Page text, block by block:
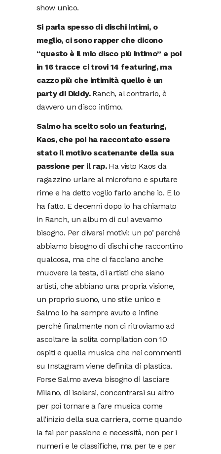
show unico.
Si parla spesso di dischi intimi, o
meglio, ci sono rapper che dicono
“questo è il mio disco più intimo” e poi
in 16 tracce ci trovi 14 featuring, ma
cazzo più che intimità quello è un
party di Diddy. Ranch, al contrario, è
davvero un disco intimo.
Salmo ha scelto solo un featuring,
Kaos, che poi ha raccontato essere
stato il motivo scatenante della sua
passione per il rap. Ha visto Kaos da
ragazzino urlare al microfono e sputare
rime e ha detto voglio farlo anche io. E lo
ha fatto. E decenni dopo lo ha chiamato
in Ranch, un album di cui avevamo
bisogno. Per diversi motivi: un po’ perché
abbiamo bisogno di dischi che raccontino
qualcosa, ma che ci facciano anche
muovere la testa, di artisti che siano
artisti, che abbiano una propria visione,
un proprio suono, uno stile unico e
Salmo lo ha sempre avuto e infine
perché finalmente non ci ritroviamo ad
ascoltare la solita compilation con 10
ospiti e quella musica che nei commenti
su Instagram viene definita di plastica.
Forse Salmo aveva bisogno di lasciare
Milano, di isolarsi, concentrarsi su altro
per poi tornare a fare musica come
all’inizio della sua carriera, come quando
la fai per passione e necessità, non per i
numeri e le classifiche, ma per te e per